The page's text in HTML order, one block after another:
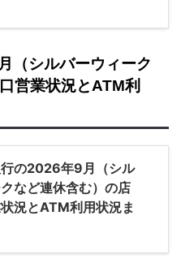
（シルバーウィーク
営業状況とATM利
の2026年9月（シル
など連休含む）の店
況とATM利用状況ま